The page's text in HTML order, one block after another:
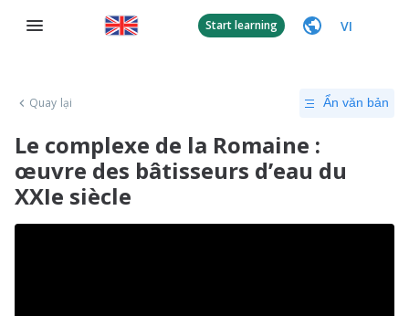
Start learning VI
Quay lại Ẩn văn bản
Le complexe de la Romaine :
œuvre des bâtisseurs d’eau du
XXIe siècle